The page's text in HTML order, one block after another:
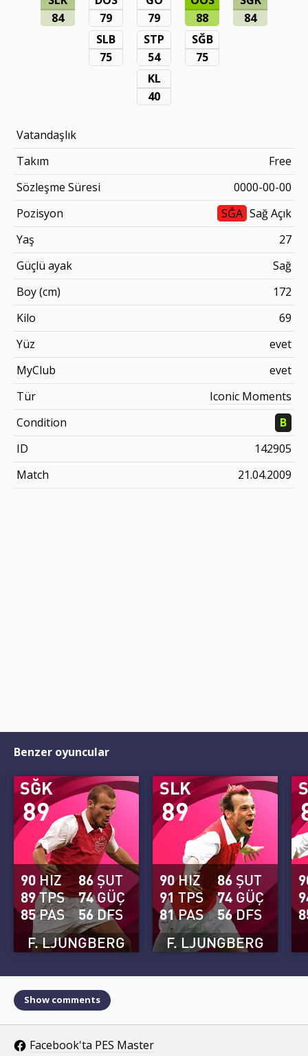
84
79
79
88
84
SLB
75
STP
54
SĞB
75
KL
40
Vatandaşlık
Takım
Free
Sözleşme Süresi
0000-00-00
Pozisyon
SĞA Sağ Açık
Yaş
27
Güçlü ayak
Sağ
Boy (cm)
172
Kilo
69
Yüz
evet
MyClub
evet
Tür
Iconic Moments
Condition
B
ID
142905
Match
21.04.2009
Benzer oyuncular
89
SĞK
F. LJUNGBERG
90 HIZ
89TPS
85PAS
86 ŞUT
74GÜÇ
56DFS
89
SLK
F. LJUNGBERG
90HIZ
91 TPS
81PAS
86 ŞUT
74 GÜÇ
56DFS
Show comments
Facebook'ta PES Master